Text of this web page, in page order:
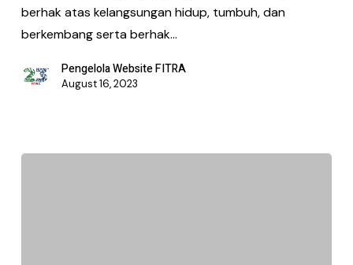
berhak atas kelangsungan hidup, tumbuh, dan
berkembang serta berhak…
Pengelola Website FITRA
August 16, 2023